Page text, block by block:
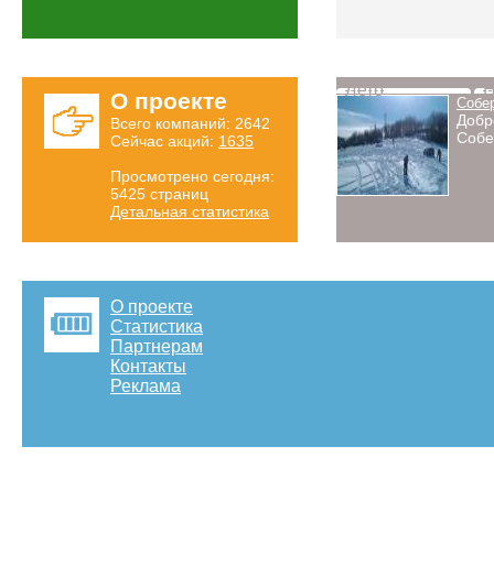
О проекте
Всего компаний: 2642
Сейчас акций: 1635
Просмотрено сегодня:
5425 страниц
Детальная статистика
Лето
О проекте
Статистика
Партнерам
Контакты
Реклама